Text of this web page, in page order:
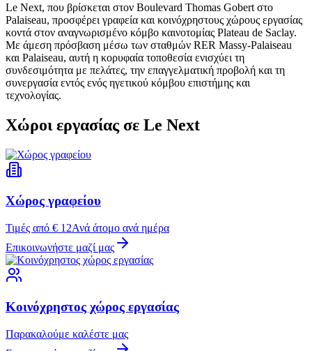
Le Next, που βρίσκεται στον Boulevard Thomas Gobert στο
Palaiseau, προσφέρει γραφεία και κοινόχρηστους χώρους εργασίας
κοντά στον αναγνωρισμένο κόμβο καινοτομίας Plateau de Saclay.
Με άμεση πρόσβαση μέσω των σταθμών RER Massy‑Palaiseau
και Palaiseau, αυτή η κορυφαία τοποθεσία ενισχύει τη
συνδεσιμότητα με πελάτες, την επαγγελματική προβολή και τη
συνεργασία εντός ενός ηγετικού κόμβου επιστήμης και
τεχνολογίας.
Χώροι εργασίας σε Le Next
Χώρος γραφείου
Τιμές από € 12Ανά άτομο ανά ημέρα
Επικοινωνήστε μαζί μας
Κοινόχρηστος χώρος εργασίας
Παρακαλούμε καλέστε μας